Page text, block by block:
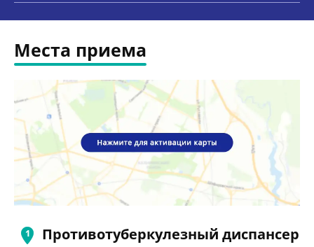
Места приема
Противотуберкулезный диспансер